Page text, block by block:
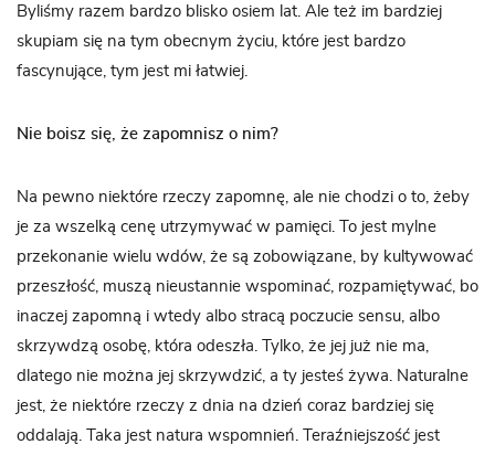
Byliśmy razem bardzo blisko osiem lat. Ale też im bardziej
skupiam się na tym obecnym życiu, które jest bardzo
fascynujące, tym jest mi łatwiej.
Nie boisz się, że zapomnisz o nim?
Na pewno niektóre rzeczy zapomnę, ale nie chodzi o to, żeby
je za wszelką cenę utrzymywać w pamięci. To jest mylne
przekonanie wielu wdów, że są zobowiązane, by kultywować
przeszłość, muszą nieustannie wspominać, rozpamiętywać, bo
inaczej zapomną i wtedy albo stracą poczucie sensu, albo
skrzywdzą osobę, która odeszła. Tylko, że jej już nie ma,
dlatego nie można jej skrzywdzić, a ty jesteś żywa. Naturalne
jest, że niektóre rzeczy z dnia na dzień coraz bardziej się
oddalają. Taka jest natura wspomnień. Teraźniejszość jest